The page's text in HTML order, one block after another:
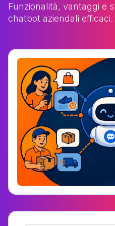
Funzionalità, vantaggi e
chatbot aziendali efficaci.